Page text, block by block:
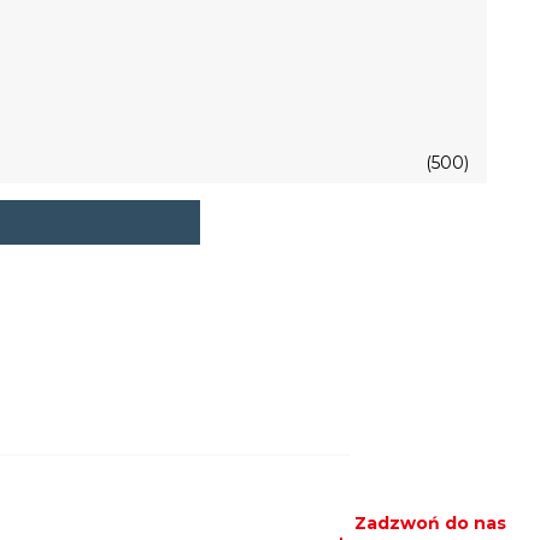
(500)
Zadzwoń do nas